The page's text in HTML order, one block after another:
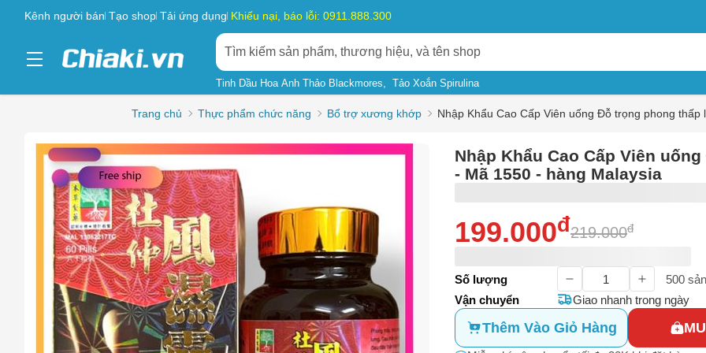
Kênh người bán Tạo shop Tải ứng dụng Khiếu nại, báo lỗi: 0911.888.300
Tinh Dầu Hoa Anh Thảo Blackmores Tảo Xoắn Spirulina
Trang chủ Thực phẩm chức năng Bổ trợ xương khớp Nhập Khẩu Cao Cấp Viên uống Đỗ trọng phong
Nhập Khẩu Cao Cấp Viên
- Mã 1550 - hàng Malaysia
199.000đ219.000đ
Số lượng 500
Vận chuyển
Giao nhanh trong ngày
Thêm Vào Giỏ Hàng
Chọn lý do
Sản phẩm có dấu hiệu lừa đảo
Hàng giả, hàng nháiBạn gặp vấn đề về hayMua hàng